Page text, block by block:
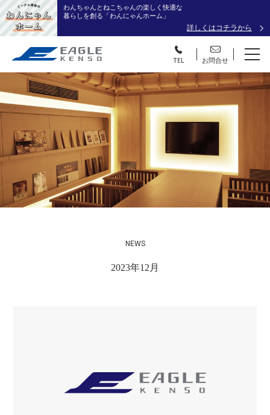
わんちゃんとねこちゃんの楽しく快適な
暮らしを創る「わんにゃんホーム」
詳しくはコチラから
TEL お問合せ
NEWS
2023年12月